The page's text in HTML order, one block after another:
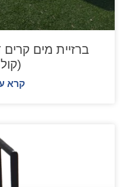
ברזיית מים
קרא